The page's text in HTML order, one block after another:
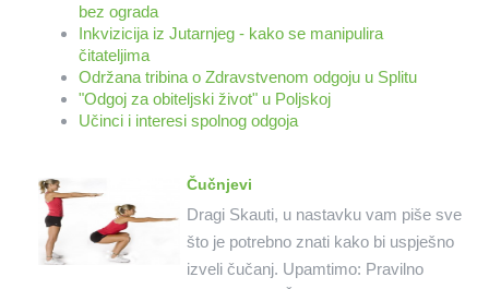
bez ograda
Inkvizicija iz Jutarnjeg - kako se manipulira
čitateljima
Održana tribina o Zdravstvenom odgoju u Splitu
"Odgoj za obiteljski život" u Poljskoj
Učinci i interesi spolnog odgoja
Čučnjevi
Dragi Skauti, u nastavku vam piše sve
što je potrebno znati kako bi uspješno
izveli čučanj. Upamtimo: Pravilno